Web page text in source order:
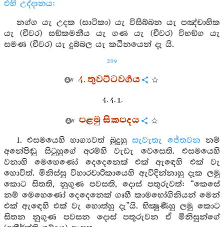
එහි උද්දානය:
නග්ග යැ උදක (සාටිකා) යැ විසිබ්බන යැ පඤ්චාහික
යැ (චීවර) සඞ්කමනීය යැ ගණ යැ (චීවර) විභඞ්ග යැ
සමණ (චීවර) යැ දුබ්බල යැ කඨිනයෙන් දැ යි.
209
4. තුවට්ටවර්‍ගය
4. 4. 1.
පළමු සිකපදය
1. එසමයෙහි භාග්‍යවත් බුදුහුසැවැතැ ජේතවන නම්
අනේපිඬු සිටුහුගේ අරම්හි වැඩැ වෙසෙති. එසමයෙහි
වනාහි මෙහෙණෝ දෙදෙනෙක් එක් ඇඳෙහි එක් වැ
හොවිත්. මිනිස්සු විහාරචාරිකායෙහි ඇවිදින්නාහු දැක ලමු
කොට සිතති, නුගුණ පවසති, දොස් පතුරුවත්: “කෙසේ
නම් මෙහෙණෝ දෙදෙනෙක් ගෘහී කාමභෝගිනියන් මෙන්
එක් ඇඳෙහි එක් වැ හොත්හු දැ”යි. භික්‍ෂුණීහු ලමු කොට
සිතන නුගුණ පවසන දොස් පතුරුවන ඒ මිනිසුන්ගේ